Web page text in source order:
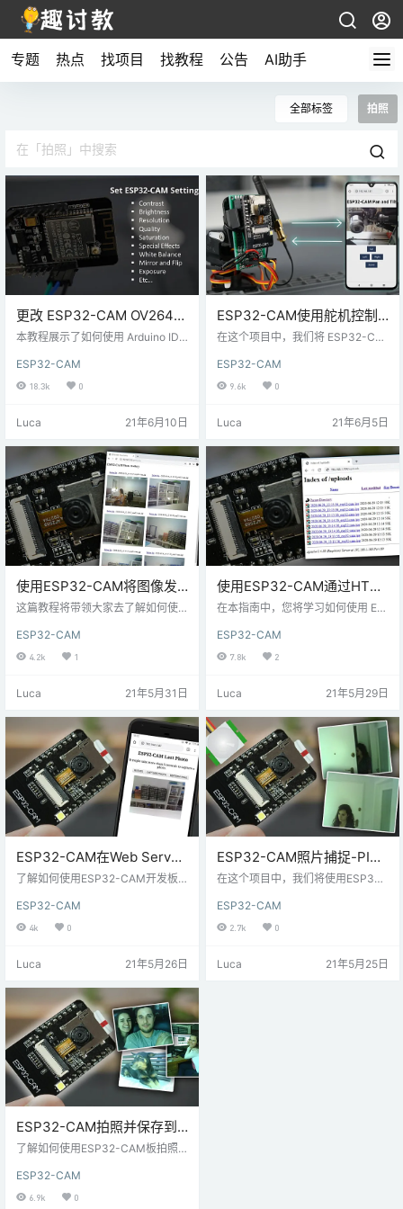
专题 热点 找项目 找教程 公告 AI助手
全部标签 拍照
更改 ESP32-CAM OV2640
相机设置：亮度、分辨率、
本教程展示了如何使用 Arduino IDE
置，例如对比度、亮度、分辨率、
质量、饱和度等。 本教程中的说明
境 我们将使用 Arduino IDE 对 ESP
Arduino IDE 以及 ESP32 插件： O
V2640 相机设置 在ESP…
ESP32-CAM
18.3k 0
Luca 21年6月10日
ESP32-CAM使用舵机控制
旋转-视频流网络服务器（2
在这个项目中，我们将 ESP32-CA
（舵机）的平移（旋转）和倾斜
（上下移动）支架上。使用平移和
非常适合监控。ESP32-CAM 搭建
控制伺服电机移动相机。 本文中，
伺服电机，指的是平时我们讲的舵
机。 开发板兼容性：对于这个项
目，您需要一个 ESP32 相机开发
板， 所需…
ESP32-CAM
9.6k 0
Luca 21年6月5日
使用ESP32-CAM将图像发
布到本地或云服务器-
这篇教程将带领大家去了解如何使
发出 HTTP POST 请求，以将照片
发送到服务器。我们将展示如何将 J
PG/JPEG 图像发布到本地服务器
云服务器（您可以从任何地方访
以在其中查看或删除照片。要将图
像保存在服务器中并创建图库，我
们将使用 PHP 脚本。 要构建此项
目，…
ESP32-CAM
4.2k 1
Luca 21年5月31日
使用ESP32-CAM通过HTTP
POST将照片发送到本地或云
在本指南中，您将学习如何使用 ES
TTP POST 请求以将照片发送到服
务器。我们将展示如何将JPG图像
发布到本地服务器（Raspberry Pi L
从任何地方访问）。要将图像保存
构建此项目，您需要执行以下步
骤。按照LAMP Server或Hosting S
erver的说明进行…
ESP32-CAM
7.8k 2
Luca 21年5月29日
ESP32-CAM在Web Server
中拍照和显示
了解如何使用ESP32-CAM开发板
览器可视化最新捕获的照片，并且
可以发送命令进行拍照并保存在SPI
FFS中。如果需要，我们还添加了旋
博客中的其它ESP32-CAM项目。
感器（在检测到运动时进行拍
照），一个物理按钮来拍照或在另
一个URL路径中包括视频流功能，
来进一步推进该项目。 其它ESP32-
CAM…
ESP32-CAM
4k 0
Luca 21年5月26日
ESP32-CAM照片捕捉-PIR
运动检测传感器（保存到
在这个项目中，我们将使用ESP32-
传感器检测器。当您的PIR传感器检
测到运动时，它将醒来并拍照，然
后将其保存在microSD卡中。 该项
许多请求之后，我们在电路中添加
ESP32-CAM
2.7k 0
Luca 21年5月25日
ESP32-CAM拍照并保存到
MicroSD卡
了解如何使用ESP32-CAM板拍照
oSD卡中。按下ESP32-CAM RESE
T按钮时，它会醒来并拍照，并将其
ESP32-CAM
6.9k 0